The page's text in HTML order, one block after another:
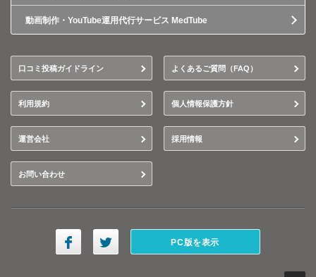
動画制作・YouTube運用代行サービス MedTube
口コミ投稿ガイドライン よくあるご質問（FAQ）
利用規約 個人情報保護方針
運営会社 採用情報
お問い合わせ
PC版を表示